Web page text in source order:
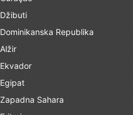
Džibuti
Dominikanska Republika
Alžir
Ekvador
Egipat
Zapadna Sahara